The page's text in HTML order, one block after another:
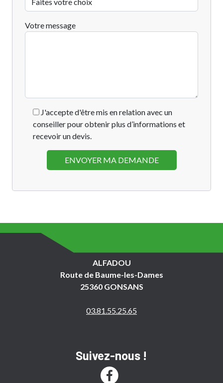
Votre message
J'accepte d'être mis en relation avec un
conseiller pour obtenir plus d’informations et
recevoir un devis.
ALFADOU
Route de Baume-les-Dames
25360 GONSANS
03.81.55.25.65
Suivez-nous !